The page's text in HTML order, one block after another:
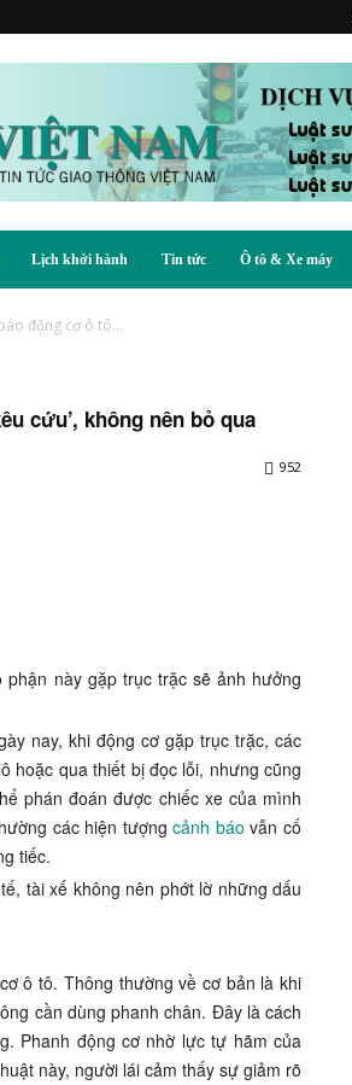
Lịch khởi hành Tin tức Ô tô & Xe máy
động cơ ô tô...
cứu’, không nên bỏ qua
952
này gặp trục trặc sẽ ảnh hưởng
nay, khi động cơ gặp trục trặc, các
hoặc qua thiết bị đọc lỗi, nhưng cũng
phán đoán được chiếc xe của mình
các hiện tượngcảnh báo vẫn cố
tiếc.
tài xế không nên phớt lờ những dấu
ô tô. Thông thường về cơ bản là khi
cần dùng phanh chân. Đây là cách
Phanh động cơ nhờ lực tự hãm của
này, người lái cảm thấy sự giảm rõ